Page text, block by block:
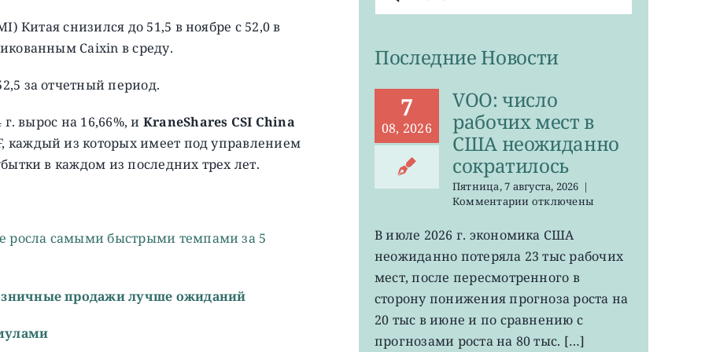
Китая снизился до 51,5 в ноябре с 52,0 в
Caixin в среду.
за отчетный период.
вырос на 16,66%, и KraneShares CSI China
каждый из которых имеет под управлением
в каждом из последних трех лет.
росла самыми быстрыми темпами за 5
продажи лучше ожиданий
поиска:
Последние Новости
7
08, 2026
VOO: число
рабочих мест в
США неожиданно
сократилось
Пятница, 7 августа, 2026 |
Комментариик
VOO:
рабочих
мест
США
неожиданно
сократилось
отключены
В июле 2026 г. экономика США
неожиданно потеряла 23 тыс рабочих
мест, после пересмотренного в
сторону понижения прогноза роста на
20 тыс в июне и по сравнению с
прогнозами роста на 80 тыс. […]